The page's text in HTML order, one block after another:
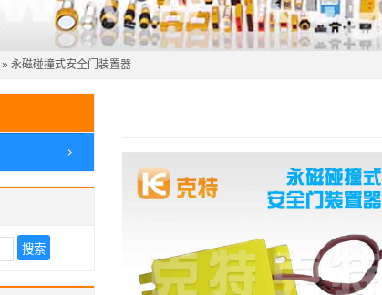
» 永磁碰撞式安全门装置器